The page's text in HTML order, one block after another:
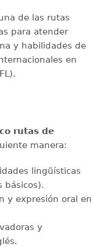
de las rutas
para atender
y habilidades de
en
rutas de
manera:
lingüísticas
básicos).
y expresión oral en
y